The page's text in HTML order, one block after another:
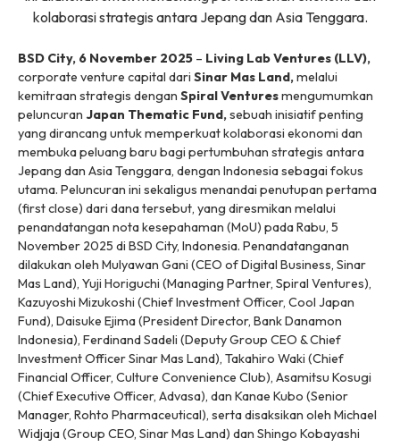
kolaborasi strategis antara Jepang dan Asia Tenggara.
BSD City, 6 November 2025 – Living Lab Ventures (LLV),
corporate venture capital dari Sinar Mas Land,melalui
kemitraan strategis dengan Spiral Venturesmengumumkan
peluncuran Japan Thematic Fund,sebuah inisiatif penting
yang dirancang untuk memperkuat kolaborasi ekonomi dan
membuka peluang baru bagi pertumbuhan strategis antara
Jepang dan Asia Tenggara, dengan Indonesia sebagai fokus
utama. Peluncuran ini sekaligus menandai penutupan pertama
(first close) dari dana tersebut, yang diresmikan melalui
penandatangan nota kesepahaman (MoU) pada Rabu, 5
November 2025 di BSD City, Indonesia. Penandatanganan
dilakukan oleh Mulyawan Gani (CEO of Digital Business, Sinar
Mas Land), Yuji Horiguchi (Managing Partner, Spiral Ventures),
Kazuyoshi Mizukoshi (Chief Investment Officer, Cool Japan
Fund), Daisuke Ejima (President Director, Bank Danamon
Indonesia), Ferdinand Sadeli (Deputy Group CEO & Chief
Investment Officer Sinar Mas Land), Takahiro Waki (Chief
Financial Officer, Culture Convenience Club), Asamitsu Kosugi
(Chief Executive Officer, Advasa), dan Kanae Kubo (Senior
Manager, Rohto Pharmaceutical), serta disaksikan oleh Michael
Widjaja (Group CEO, Sinar Mas Land) dan Shingo Kobayashi